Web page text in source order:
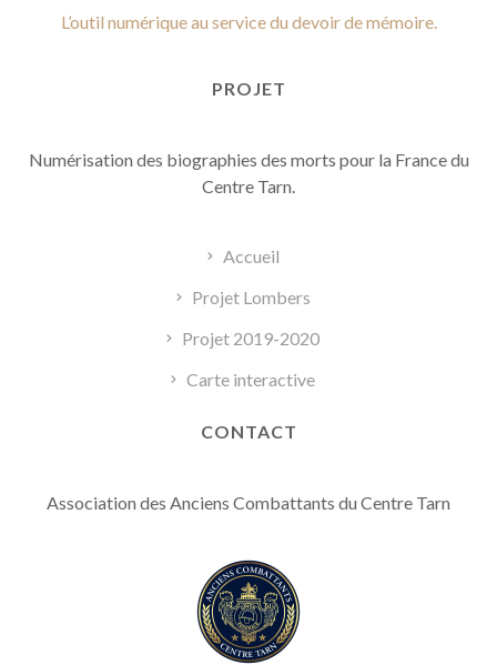
L’outil numérique au service du devoir de mémoire.
PROJET
Numérisation des biographies des morts pour la France du
Centre Tarn.
Accueil
Projet Lombers
Projet 2019-2020
Carte interactive
CONTACT
Association des Anciens Combattants du Centre Tarn